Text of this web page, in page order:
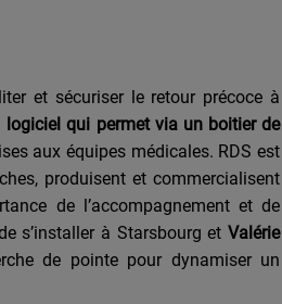
et sécuriser le retour précoce à
logiciel qui permet via un boitier de
aux équipes médicales. RDS est
produisent et commercialisent
de l’accompagnement et de
s’installer à Starsbourg et Valérie
de pointe pour dynamiser un